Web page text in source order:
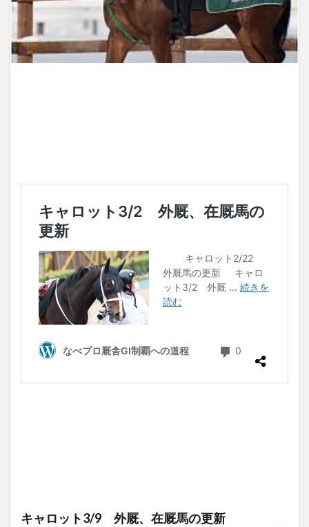
キャロット3/9 外厩、在厩馬の更新